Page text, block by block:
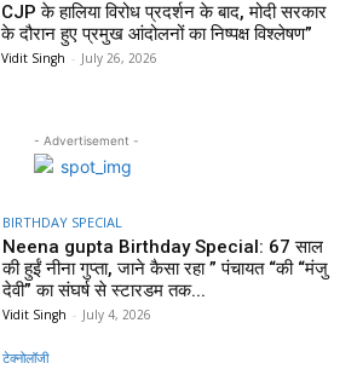
CJP के हालिया विरोध प्रदर्शन के बाद, मोदी सरकार
के दौरान हुए प्रमुख आंदोलनों का निष्पक्ष विश्लेषण”
Vidit Singh - July 26, 2026
- Advertisement -
BIRTHDAY SPECIAL
Neena gupta Birthday Special: 67 साल
की हुईं नीना गुप्ता, जाने कैसा रहा ” पंचायत “की “मंजु
देवी” का संघर्ष से स्टारडम तक...
Vidit Singh - July 4, 2026
टेक्नोलॉजी